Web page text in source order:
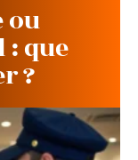
ou
que
?